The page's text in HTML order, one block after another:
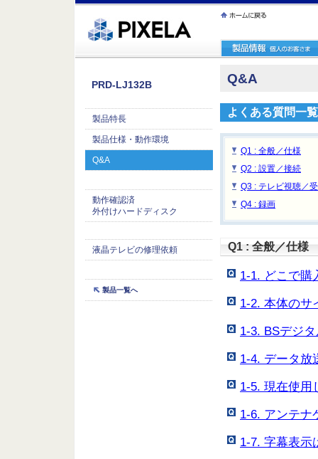
繝ｳ繧ｯ縺ｧ縺吶�
PRD-LJ132B
製品特長
製品仕様・動作環境
Q&A
動作確認済
外付けハードディスク
液晶テレビの修理依頼
製品一覧へ
Q&A
よくある質問一覧
Q1 : 全般／仕様
Q2 : 設置／接続
Q3 : テレビ視聴／
Q4 : 録画
Q1 : 全般／仕様
1-1. どこで購
1-2. 本体のサ
1-3. BSデジ
1-4. データ放
1-5. 現在使用
1-6. アンテナ
1-7. 字幕表示